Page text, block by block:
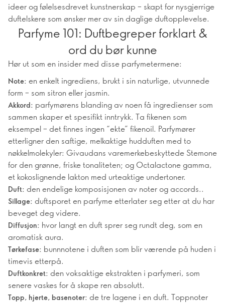
ideer og følelsesdrevet kunstnerskap – skapt for nysgjerrige
duftelskere som ønsker mer av sin daglige duftopplevelse.
Parfyme 101: Duftbegreper forklart &
ord du bør kunne
Hør ut som en insider med disse parfymetermene:
Note: en enkelt ingrediens, brukt i sin naturlige, utvunnede
form – som sitron eller jasmin.
Akkord: parfymørens blanding av noen få ingredienser som
sammen skaper et spesifikt inntrykk. Ta fikenen som
eksempel – det finnes ingen “ekte” fikenoil. Parfymører
etterligner den saftige, melkaktige hudduften med to
nøkkelmolekyler: Givaudans varemerkebeskyttede Stemone
for den grønne, friske tonaliteten; og Octalactone gamma,
et kokoslignende lakton med urteaktige undertoner.
Duft: den endelige komposisjonen av noter og accords..
Sillage: duftsporet en parfyme etterlater seg etter at du har
beveget deg videre.
Diffusjon: hvor langt en duft sprer seg rundt deg, som en
aromatisk aura.
Tørkefase: bunnnotene i duften som blir værende på huden i
timevis etterpå.
Duftkonkret: den voksaktige ekstrakten i parfymeri, som
senere vaskes for å skape ren absolutt.
Topp, hjerte, basenoter: de tre lagene i en duft. Toppnoter